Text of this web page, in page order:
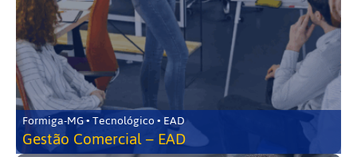
Formiga-MG • Tecnológico • EAD
Gestão Comercial – EAD